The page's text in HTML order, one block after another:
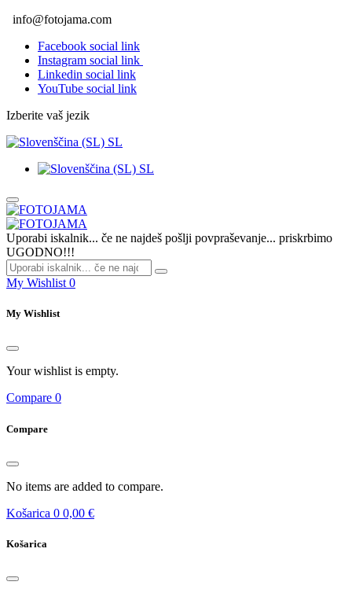
info@fotojama.com
Facebook social link
Instagram social link
Linkedin social link
YouTube social link
Izberite vaš jezik
SL
SL
Uporabi iskalnik... če ne najdeš pošlji povpraševanje... priskrbimo
UGODNO!!!
My Wishlist 0
My Wishlist
Your wishlist is empty.
Compare 0
Compare
No items are added to compare.
Košarica 0 0,00 €
Košarica